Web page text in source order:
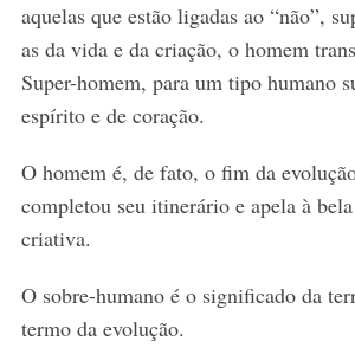
aquelas que estão ligadas ao “não”,
as da vida e da criação, o homem
Super-homem, para um tipo humano
espírito e de coração.
O homem é, de fato, o fim da
completou seu itinerário e apela à
criativa.
O sobre-humano é o significado da
termo da evolução.